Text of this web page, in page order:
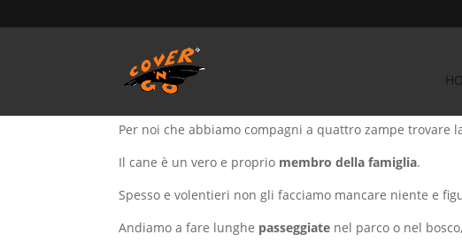
Home/ Prodotti taggati “pelo del cane”
pelo del cane
Per noi che abbiamo compagni a quattro zampe trovare
Il cane è un vero e proprio membro della famiglia.
Spesso e volentieri non gli facciamo mancare niente e
Andiamo a fare lunghe passeggiate nel parco o nel